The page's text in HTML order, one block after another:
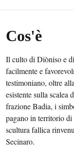
Cos'è
Il culto di Diòniso e
facilmente e
testimoniano, oltre
esistente sulla scalea
frazione Badia, i
pagano in territorio
scultura fallica
Secinaro.